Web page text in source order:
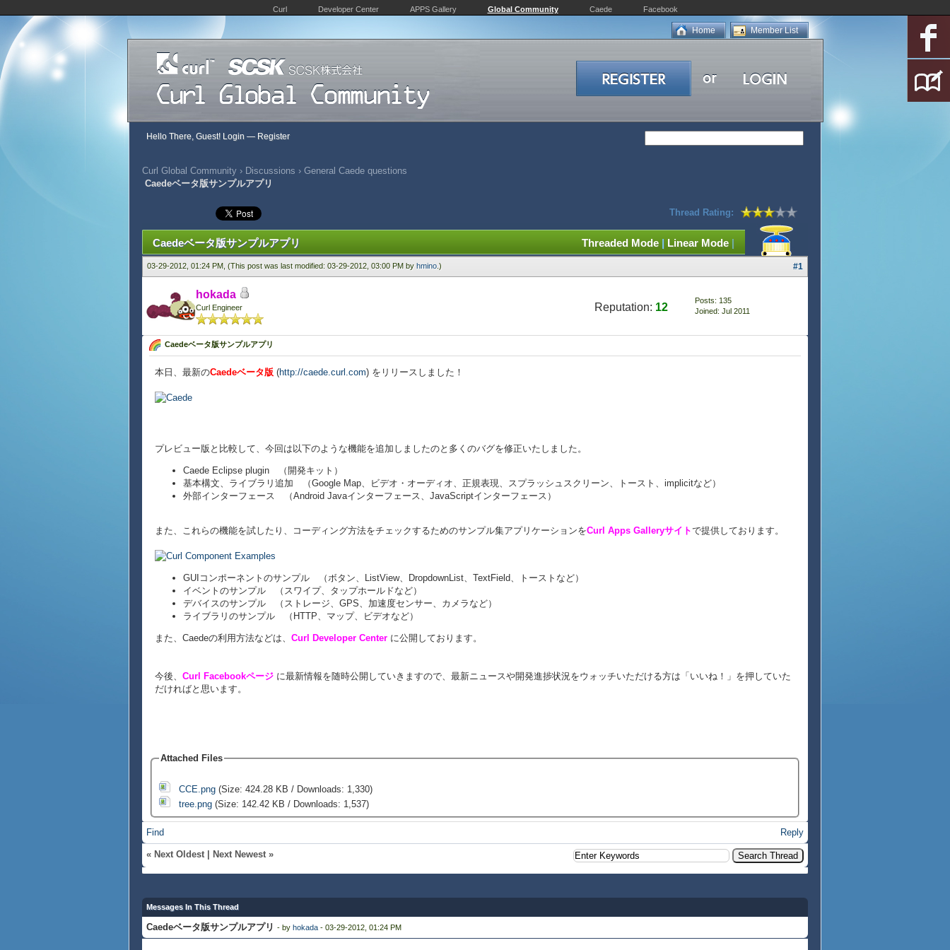
Curl Developer Center APPS Gallery Global Community Caede Facebook
Member List
Home
Hello There, Guest! Login — Register
Curl Global Community › Discussions › General Caede questions
Caedeベータ版サンプルアプリ
Thread Rating:
Threaded Mode | Linear Mode |
Caedeベータ版サンプルアプリ
03-29-2012, 01:24 PM, (This post was last modified: 03-29-2012, 03:00 PM by hmino .) #1
hokada
Curl Engineer Reputation: 12
Posts: 135
Joined: Jul 2011
Caedeベータ版サンプルアプリ
本日、最新のCaedeベータ版 (http://caede.curl.com) をリリースしました！
プレビュー版と比較して、今回は以下のような機能を追加しましたのと多くのバグを修正いたしました。
Caede Eclipse plugin （開発キット）
基本構文、ライブラリ追加 （Google Map、ビデオ・オーディオ、正規表現、スプラッシュスクリーン、トースト、implicitなど）
外部インターフェース （Android Javaインターフェース、JavaScriptインターフェース）
また、これらの機能を試したり、コーディング方法をチェックするためのサンプル集アプリケーションをCurl Apps Galleryサイトで提供しております。
GUIコンポーネントのサンプル （ボタン、ListView、DropdownList、TextField、トーストなど）
イベントのサンプル （スワイプ、タップホールドなど）
デバイスのサンプル （ストレージ、GPS、加速度センサー、カメラなど）
ライブラリのサンプル （HTTP、マップ、ビデオなど）
また、Caedeの利用方法などは、 Curl Developer Center に公開しております。
今後、 Curl Facebookページ に最新情報を随時公開していきますので、最新ニュースや開発進捗状況をウォッチいただける方は「いいね！」を押していた
だければと思います。
Attached Files
CCE.png(Size: 424.28 KB / Downloads: 1,330)
tree.png(Size: 142.42 KB / Downloads: 1,537)
Find Reply
« Next Oldest Next Newest »
Messages In This Thread
Caedeベータ版サンプルアプリ - by hokada - 03-29-2012, 01:24 PM